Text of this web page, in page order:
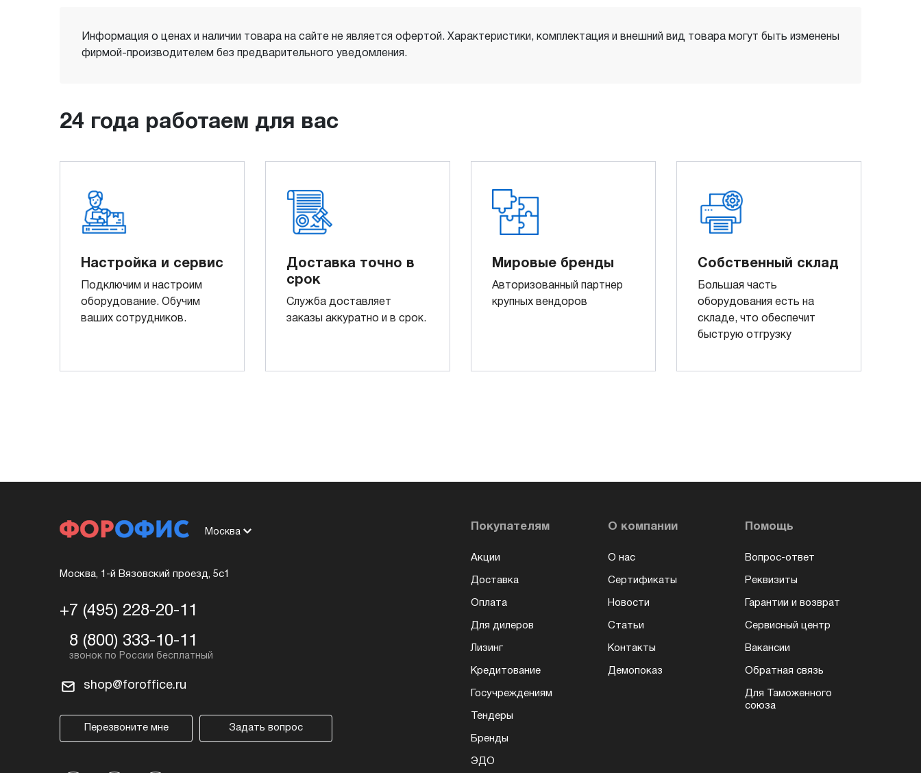
Информация о ценах и наличии товара на сайте не является офертой. Характеристики, комплектация и внешний вид товара могут быть изменены
фирмой-производителем без предварительного уведомления.
24 года работаем для вас
Настройка и сервис
Подключим и настроим
оборудование. Обучим
ваших сотрудников.
Доставка точно в
срок
Служба доставляет
заказы аккуратно и в срок.
Мировые бренды
Авторизованный партнер
крупных вендоров
Собственный склад
Большая часть
оборудования есть на
складе, что обеспечит
быструю отгрузку
Москва
Москва, 1-й Вязовский проезд, 5с1
+7 (495) 228-20-11
8 (800) 333-10-11
shop@foroffice.ru
Перезвоните мне Задать вопрос
Покупателям
Акции
Доставка
Оплата
Для дилеров
Лизинг
Кредитование
Госучреждениям
Тендеры
Бренды
ЭДО
О компании
О нас
Сертификаты
Новости
Статьи
Контакты
Демопоказ
Помощь
Вопрос-ответ
Реквизиты
Гарантии и возврат
Сервисный центр
Вакансии
Обратная связь
Для Таможенного
союза